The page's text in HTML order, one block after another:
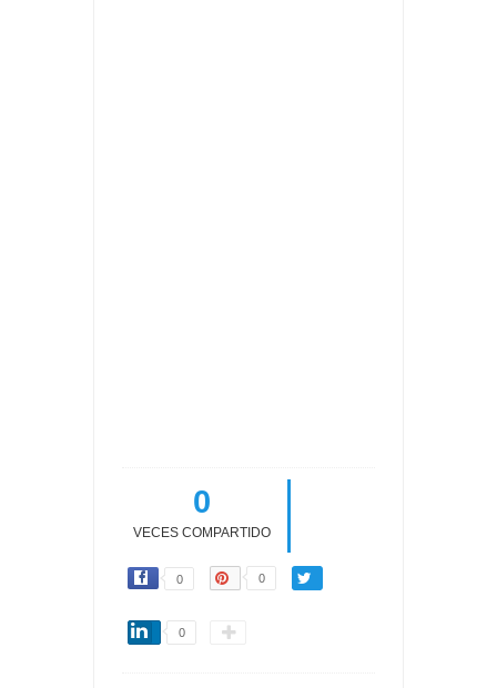
0
VECES COMPARTIDO
0 0
0